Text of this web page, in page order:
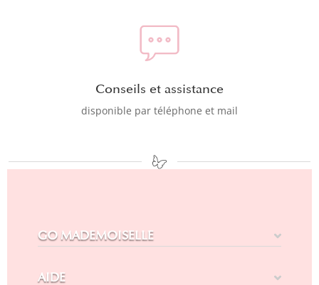
Conseils et assistance
disponible par téléphone et mail
GO MADEMOISELLE
AIDE